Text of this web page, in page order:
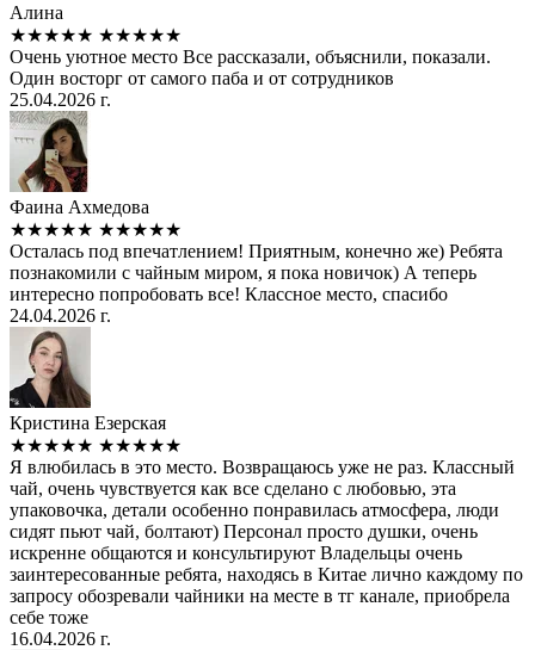
Алина
★★★★★ ★★★★★
Очень уютное место Все рассказали, объяснили, показали.
Один восторг от самого паба и от сотрудников
25.04.2026 г.
Фаина Ахмедова
★★★★★ ★★★★★
Осталась под впечатлением! Приятным, конечно же) Ребята
познакомили с чайным миром, я пока новичок) А теперь
интересно попробовать все! Классное место, спасибо
24.04.2026 г.
Кристина Езерская
★★★★★ ★★★★★
Я влюбилась в это место. Возвращаюсь уже не раз. Классный
чай, очень чувствуется как все сделано с любовью, эта
упаковочка, детали особенно понравилась атмосфера, люди
сидят пьют чай, болтают) Персонал просто душки, очень
искренне общаются и консультируют Владельцы очень
заинтересованные ребята, находясь в Китае лично каждому по
запросу обозревали чайники на месте в тг канале, приобрела
себе тоже
16.04.2026 г.